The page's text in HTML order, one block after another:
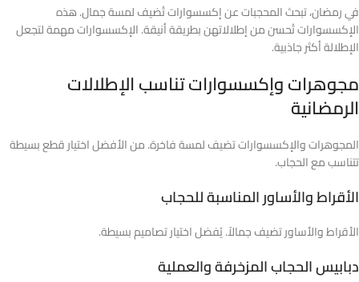
في رمضان، تبحث المحجبات عن إكسسوارات تُضيف لمسة جمال. هذه
الإكسسوارات تُحسن من إطلالاتهن بطريقة أنيقة. الإكسسوارات مهمة لتجعل
الإطلالة أكثر جاذبية.
مجوهرات وإكسسوارات تناسب الإطلالات
الرمضانية
المجوهرات والإكسسوارات تضيف لمسة فاخرة. من الأفضل اختيار قطع بسيطة
تتناسب مع الحجاب.
الأقراط والأساور المناسبة للحجاب
الأقراط والأساور تضيف جمالاً. يُفضل اختيار تصاميم بسيطة.
دبابيس الحجاب المزخرفة والعملية